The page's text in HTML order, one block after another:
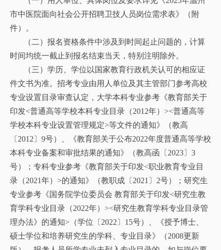
市中医院面向社会公开招聘卫技人员岗位需求表》（附
件）。
（二）报名资格条件中涉及到时间起止问题的，计算
时间均统一截止到报名结束当天，特别注明除外。
（三）学历、学位以国家教育行政机关认可的相应证
件文书为准。招考专业由用人单位及其主管部门参考高校
专业设置目录审查认定，大学本科专业参考《教育部关于
印发<普通高等学校本科专业目录（2012年）><普通高等
学校本科专业设置管理规定>等文件的通知》（教高
〔2012〕9号）、《教育部关于公布2022年度普通高等学校
本科专业备案和审批结果的通知》（教高函〔2023〕3
号）；专科专业参考《教育部关于印发<职业教育专业目
录（2021年）>的通知》（教职成〔2021〕2号）；研究生
专业参考《国务院学位委员会 教育部关于印发<研究生教
育学科专业目录（2022年）><研究生教育学科专业目录管
理办法》的通知>（学位〔2022〕15号）、《授予博士、
硕士学位和培养研究生的学科、专业目录》（2008更新